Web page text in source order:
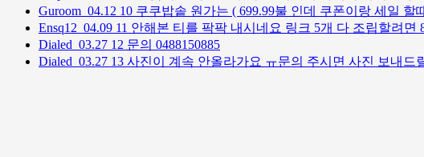
Guroom 04.12 10 쿠쿠밥솥 원가는 ( 699.99불 인데 쿠폰이랑 세일 할
Ensq12 04.09 11 안해본 티를 팍팍 내시네요 링크 5개 다 조립할려
Dialed 03.27 12 문의 0488150885
Dialed 03.27 13 사진이 계속 안올라가요 ㅠ문의 주시면 사진 보내드